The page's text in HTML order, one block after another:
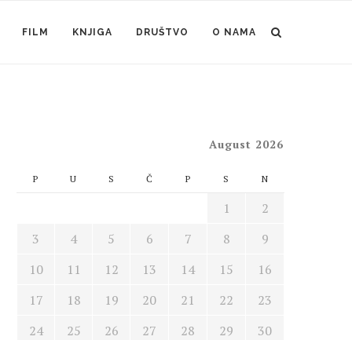
FILM KNJIGA DRUŠTVO O NAMA
August 2026
P U S Č P S N
1
2
3
4 5 6 7 8
9
10
11 12 13 14 15
16
17
18 19 20 21 22
23
24
25 26 27 28 29
30